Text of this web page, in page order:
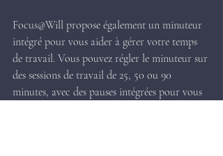
Focus@Will propose également un minuteur
intégré pour vous aider à gérer votre temps
de travail. Vous pouvez régler le minuteur sur
des sessions de travail de 25, 50 ou 90
minutes, avec des pauses intégrées pour vous